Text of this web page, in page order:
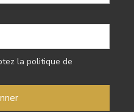
la politique de